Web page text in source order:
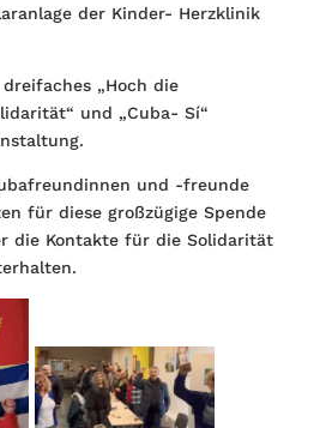
der Kinder- Herzklinik
„Hoch die
und „Cuba- Sí“
und -freunde
für diese großzügige Spende
die Kontakte für die Solidarität